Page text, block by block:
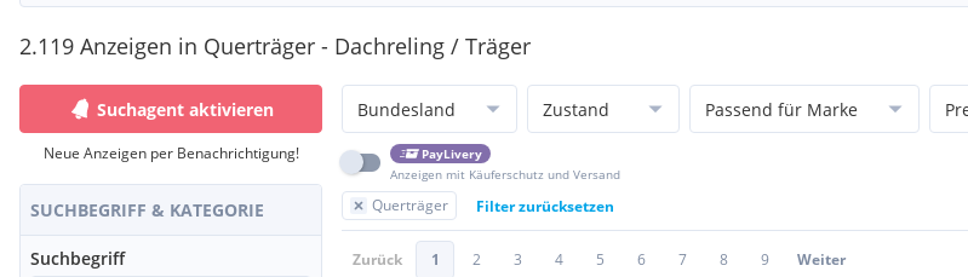
2.119 Anzeigen in Querträger - Dachreling / Träger
Suchagent aktivieren
Neue Anzeigen per Benachrichtigung!
SUCHBEGRIFF & KATEGORIE
Suchbegriff
Bundesland Zustand Passend für Marke
PayLivery
Anzeigen mit Käuferschutz und Versand
Querträger Filter zurücksetzen
Zurück 1 2 3 4 5 6 7 8 9 Weiter